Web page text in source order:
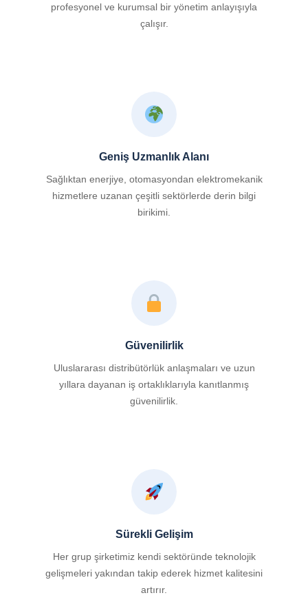
profesyonel ve kurumsal bir yönetim anlayışıyla
çalışır.
Geniş Uzmanlık Alanı
Sağlıktan enerjiye, otomasyondan elektromekanik
hizmetlere uzanan çeşitli sektörlerde derin bilgi
birikimi.
Güvenilirlik
Uluslararası distribütörlük anlaşmaları ve uzun
yıllara dayanan iş ortaklıklarıyla kanıtlanmış
güvenilirlik.
Sürekli Gelişim
Her grup şirketimiz kendi sektöründe teknolojik
gelişmeleri yakından takip ederek hizmet kalitesini
artırır.